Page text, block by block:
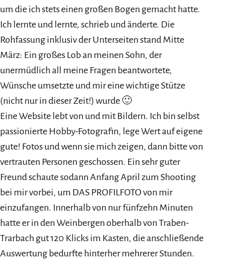
um die ich stets einen großen Bogen gemacht hatte.
Ich lernte und lernte, schrieb und änderte. Die
Rohfassung inklusiv der Unterseiten stand Mitte
März: Ein großes Lob an meinen Sohn, der
unermüdlich all meine Fragen beantwortete,
Wünsche umsetzte und mir eine wichtige Stütze
(nicht nur in dieser Zeit!) wurde 🙂
Eine Website lebt von und mit Bildern. Ich bin selbst
passionierte Hobby-Fotografin, lege Wert auf eigene
gute! Fotos und wenn sie mich zeigen, dann bitte von
vertrauten Personen geschossen. Ein sehr guter
Freund schaute sodann Anfang April zum Shooting
bei mir vorbei, um DAS PROFILFOTO von mir
einzufangen. Innerhalb von nur fünfzehn Minuten
hatte er in den Weinbergen oberhalb von Traben-
Trarbach gut 120 Klicks im Kasten, die anschließende
Auswertung bedurfte hinterher mehrerer Stunden.